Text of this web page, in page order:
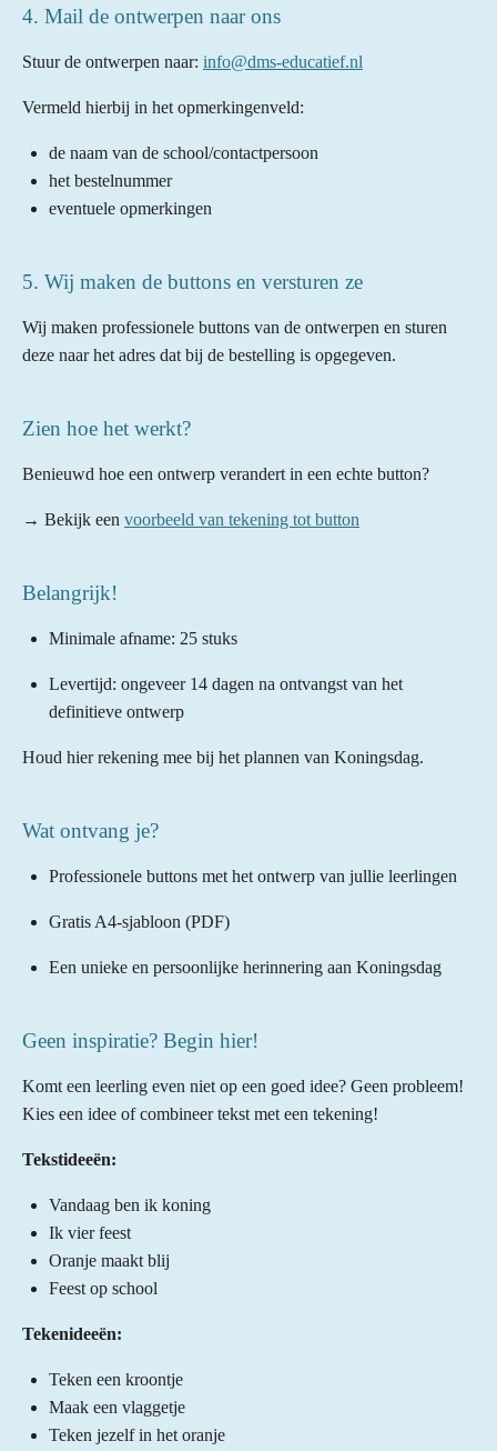
4. Mail de ontwerpen naar ons
Stuur de ontwerpen naar: info@dms-educatief.nl
Vermeld hierbij in het opmerkingenveld:
de naam van de school/contactpersoon
het bestelnummer
eventuele opmerkingen
5. Wij maken de buttons en versturen ze
Wij maken professionele buttons van de ontwerpen en sturen
deze naar het adres dat bij de bestelling is opgegeven.
Zien hoe het werkt?
Benieuwd hoe een ontwerp verandert in een echte button?
→ Bekijk een voorbeeld van tekening tot button
Belangrijk!
Minimale afname: 25 stuks
Levertijd: ongeveer 14 dagen na ontvangst van het
definitieve ontwerp
Houd hier rekening mee bij het plannen van Koningsdag.
Wat ontvang je?
Professionele buttons met het ontwerp van jullie leerlingen
Gratis A4-sjabloon (PDF)
Een unieke en persoonlijke herinnering aan Koningsdag
Geen inspiratie? Begin hier!
Komt een leerling even niet op een goed idee? Geen probleem!
Kies een idee of combineer tekst met een tekening!
Tekstideeën:
Vandaag ben ik koning
Ik vier feest
Oranje maakt blij
Feest op school
Tekenideeën:
Teken een kroontje
Maak een vlaggetje
Teken jezelf in het oranje